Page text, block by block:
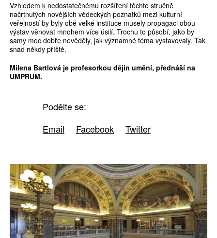
Vzhledem k nedostatečnému rozšíření těchto stručně
načrtnutých novějších vědeckých poznatků mezi kulturní
veřejností by byly obě velké instituce musely propagaci obou
výstav věnovat mnohem více úsilí. Trochu to působí, jako by
samy moc dobře nevěděly, jak významné téma vystavovaly. Tak
snad někdy příště.
Milena Bartlová je ­profesorkou dějin umění, ­přednáší na
UMPRUM.
Podělte se:
Email
Facebook Twitter